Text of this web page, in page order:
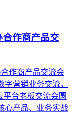
合作商产品交
作商产品交流会
营销业务交流，
平台老板交流会圆
心产品、业务实战